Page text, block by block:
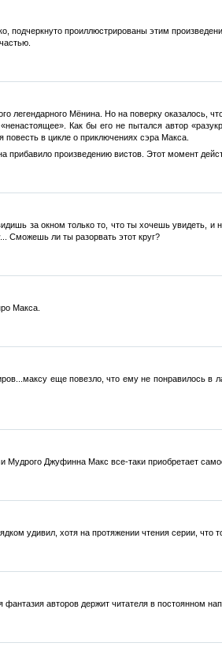
проиллюстрированы этим
легендарного Мёнина. Но на поверку оказалось,
Как бы его не пытался автор
в цикле о приключениях сэра Макса.
прибавило произведению вистов. Этот момент
за окном только то, что ты хочешь увидеть,
Сможешь ли ты разорвать этот круг?
Макса.
еще повезло, что ему не понравилось
Джуфинна Макс все-таки приобретает
удивил, хотя на протяжении чтения серии, что
авторов держит читателя в постоянном